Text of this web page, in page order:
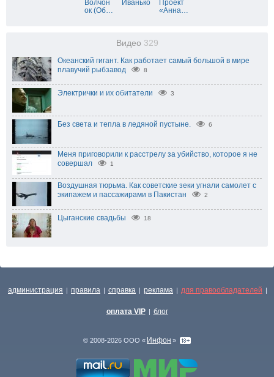
Волчон
ок (Об…
Иванько
Проект
«Анна…
Видео 329
Океанский гигант. Как работает самый большой в мире
плавучий рыбзавод
8
Электрички и их обитатели 3
Без света и тепла в ледяной пустыне. 6
Меня приговорили к расстрелу за убийство, которое я не
совершал
1
Воздушная тюрьма. Как советские зеки угнали самолет с
экипажем и пассажирами в Пакистан
2
Цыганские свадьбы 18
администрация | правила | справка | реклама | для правообладателей |
оплата VIP | блог
© 2008-2026 ООО « Инфон »